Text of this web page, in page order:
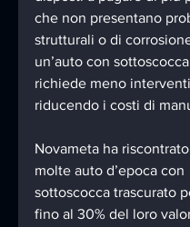
che non presentano
strutturali o di
un’auto con
richiede meno
riducendo i costi di
Novameta ha
molte auto d’epoca con
sottoscocca trascurato
fino al 30% del loro